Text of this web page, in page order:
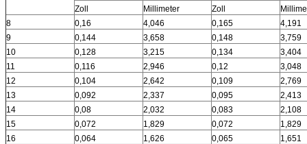
Zoll
Millimeter Zoll
8
0,16 4,046 0,165
4,191
9
0,144 3,658 0,148
3,759
10
0,128 3,215 0,134
3,404
11
0,116 2,946 0,12
3,048
12
0,104 2,642 0,109
2,769
13
0,092 2,337 0,095
2,413
14
0,08 2,032 0,083
2,108
15
0,072 1,829 0,072
1,829
16
0,064 1,626 0,065
1,651